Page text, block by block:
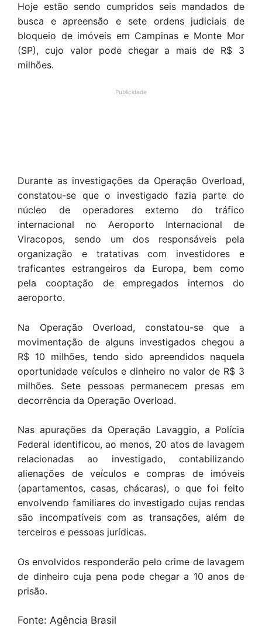
Hoje estão sendo cumpridos seis mandados de
busca e apreensão e sete ordens judiciais de
bloqueio de imóveis em Campinas e Monte Mor
(SP), cujo valor pode chegar a mais de R$ 3
milhões.
Publicidade
Durante as investigações da Operação Overload,
constatou-se que o investigado fazia parte do
núcleo de operadores externo do tráfico
internacional no Aeroporto Internacional de
Viracopos, sendo um dos responsáveis pela
organização e tratativas com investidores e
traficantes estrangeiros da Europa, bem como
pela cooptação de empregados internos do
aeroporto.
Na Operação Overload, constatou-se que a
movimentação de alguns investigados chegou a
R$ 10 milhões, tendo sido apreendidos naquela
oportunidade veículos e dinheiro no valor de R$ 3
milhões. Sete pessoas permanecem presas em
decorrência da Operação Overload.
Nas apurações da Operação Lavaggio, a Polícia
Federal identificou, ao menos, 20 atos de lavagem
relacionadas ao investigado, contabilizando
alienações de veículos e compras de imóveis
(apartamentos, casas, chácaras), o que foi feito
envolvendo familiares do investigado cujas rendas
são incompatíveis com as transações, além de
terceiros e pessoas jurídicas.
Os envolvidos responderão pelo crime de lavagem
de dinheiro cuja pena pode chegar a 10 anos de
prisão.
Fonte: Agência Brasil